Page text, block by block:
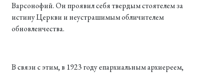
Варсонофий. Он проявил себя твердым стоятелем за
истину Церкви и неустрашимым обличителем
обновленчества.
В связи с этим, в 1923 году епархиальным архиереем,